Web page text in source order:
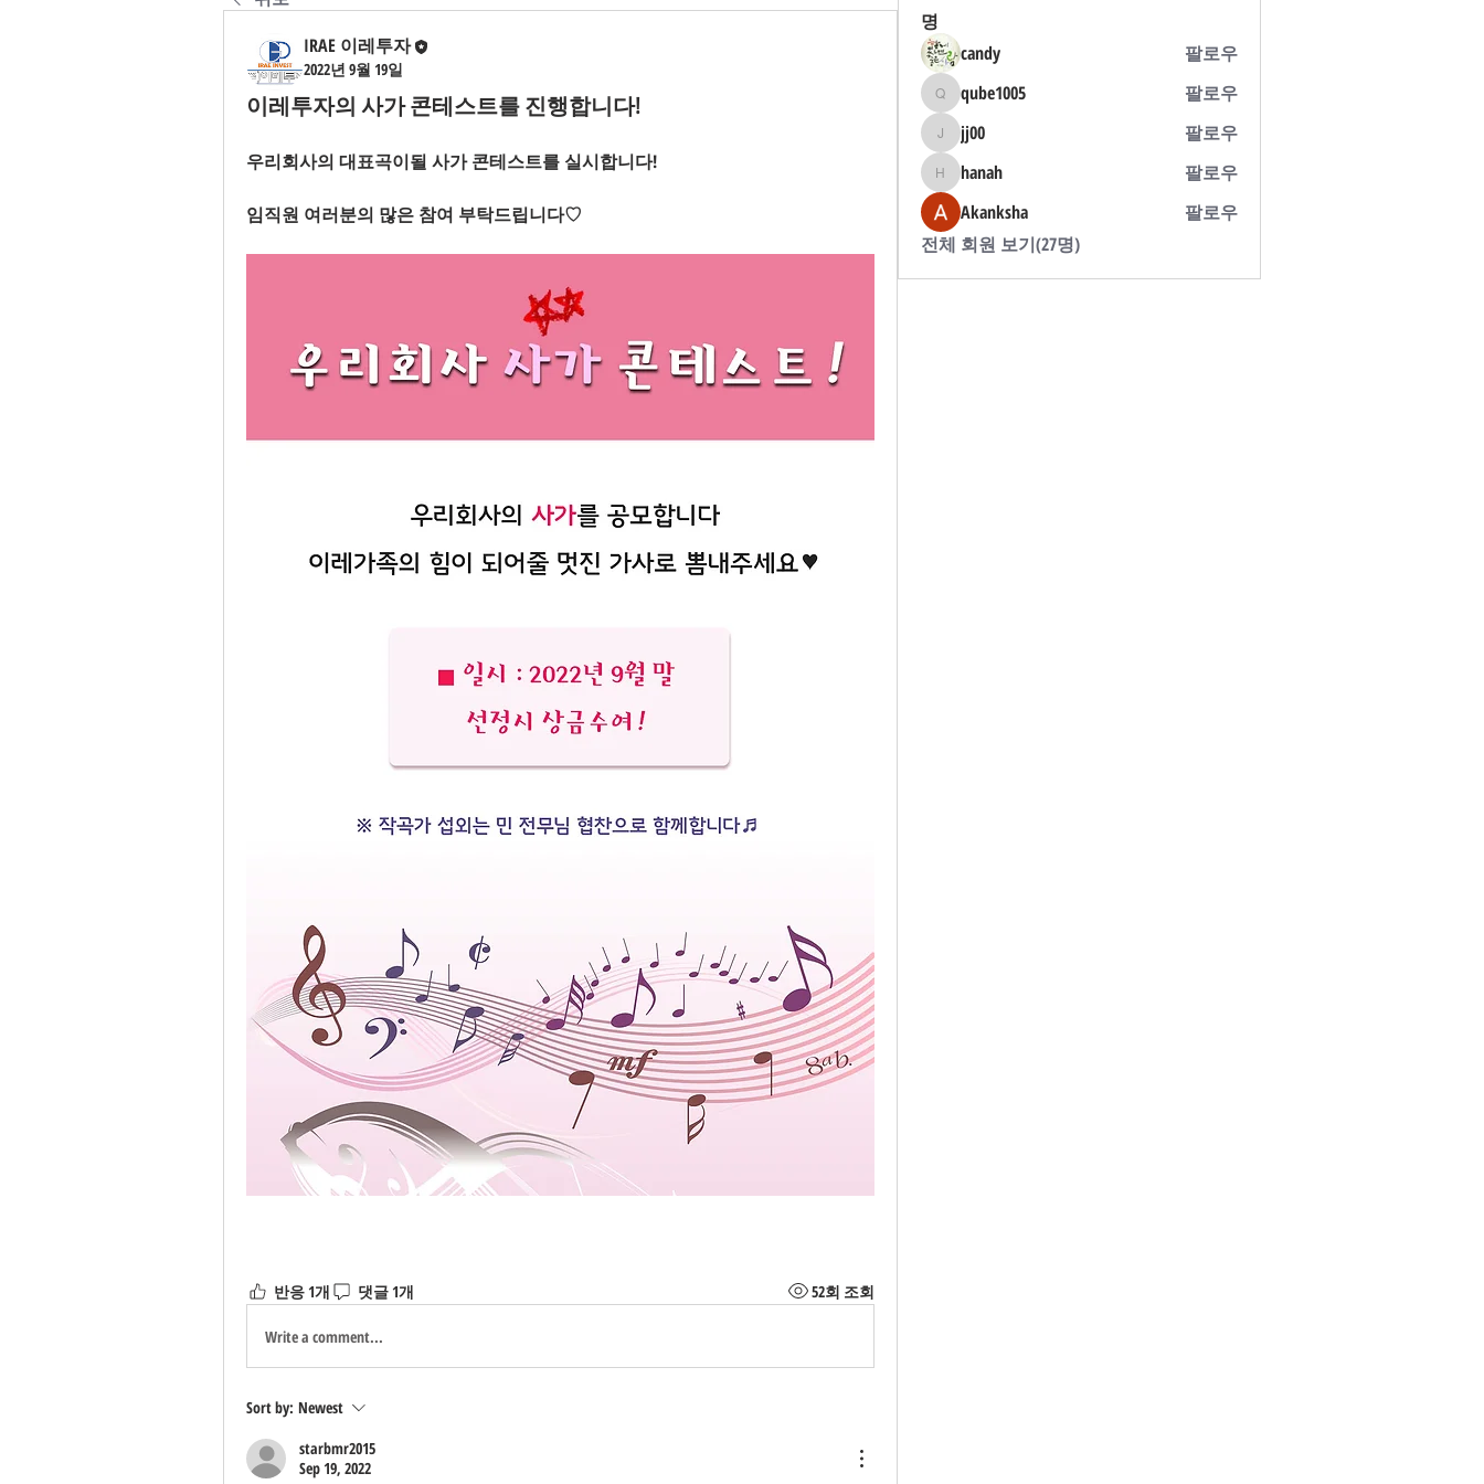
IRAE 이레투자
2022년 9월 19일
이레투자의 사가 콘테스트를 진행합니다!
우리회사의 대표곡이될 사가 콘테스트를 실시합니다!
임직원 여러분의 많은 참여 부탁드립니다♡
반응 1개 댓글 1개 52회 조회
Write a comment...
Sort by: Newest
starbmr2015
Sep 19, 2022
명
candy
팔로우
qube1005
qube1005 팔로우
jj00jj00 팔로우
hanahhanah
팔로우
Akanksha
팔로우
전체 회원 보기(27명)